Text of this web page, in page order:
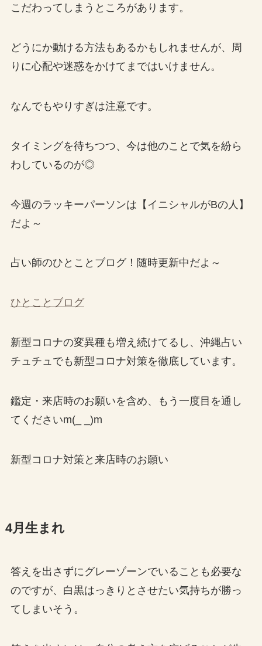
こだわってしまうところがあります。
どうにか動ける方法もあるかもしれませんが、周
りに心配や迷惑をかけてまではいけません。
なんでもやりすぎは注意です。
タイミングを待ちつつ、今は他のことで気を紛ら
わしているのが◎
今週のラッキーパーソンは【イニシャルがBの人】
だよ～
占い師のひとことブログ！随時更新中だよ～
ひとことブログ
新型コロナの変異種も増え続けてるし、沖縄占い
チュチュでも新型コロナ対策を徹底しています。
鑑定・来店時のお願いを含め、もう一度目を通し
てくださいm(_ _)m
新型コロナ対策と来店時のお願い
4月生まれ
答えを出さずにグレーゾーンでいることも必要な
のですが、白黒はっきりとさせたい気持ちが勝っ
てしまいそう。